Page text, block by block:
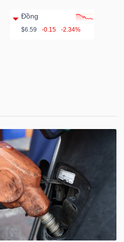
Đồng
$6.59 -0.15 -2.34%